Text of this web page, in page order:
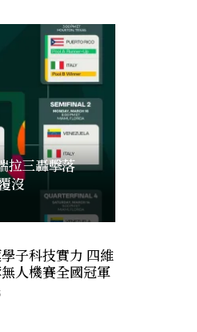
拉三轟擊落
沒
子科技實力 四維
人機賽全國冠軍